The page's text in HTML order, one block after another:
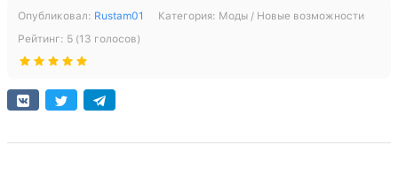
Опубликовал: Rustam01 Категория: Моды / Новые возможности
Рейтинг: 5 (13 голосов)